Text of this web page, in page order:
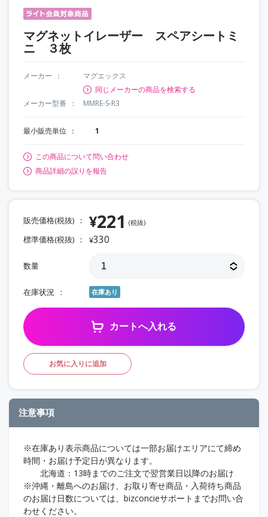
マグネットイレーザー スペアシートミ
ニ ３枚
メーカー
マグエックス
同じメーカーの商品を検索する
メーカー型番
MMRE-S-R3
最小販売単位 1
この商品について問い合わせ
商品詳細の誤りを報告
販売価格(税抜) ¥221 (税抜)
標準価格(税抜) ¥330
数量
在庫状況 在庫あり
カートへ入れる
お気に入りに追加
注意事項
※在庫あり表示商品については一部お届けエリアにて締め
時間・お届け予定日が異なります。
北海道：13時までのご注文で翌営業日以降のお届け
※沖縄・離島へのお届け、お取り寄せ商品・入荷待ち商品
のお届け日数については、bizconcieサポートまでお問い合
わせください。